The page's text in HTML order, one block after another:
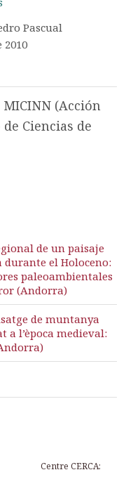
Pascual
2010
(Acción
Ciencias de
de un paisaje
el Holoceno:
paleoambientales
(Andorra)
de muntanya
a l’època medieval:
Centre CERCA: